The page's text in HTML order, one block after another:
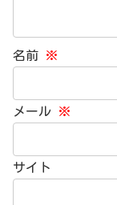
名前 ※
メール ※
サイト